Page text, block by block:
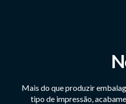
Mais do que produzir
tipo de impressão,